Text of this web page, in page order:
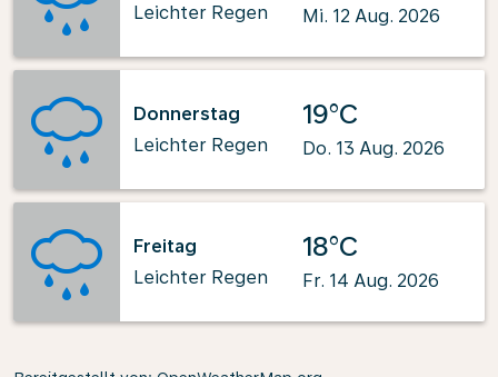
Leichter Regen
Mi. 12 Aug. 2026
Donnerstag
Leichter Regen
19°C
Do. 13 Aug. 2026
Freitag
Leichter Regen
18°C
Fr. 14 Aug. 2026